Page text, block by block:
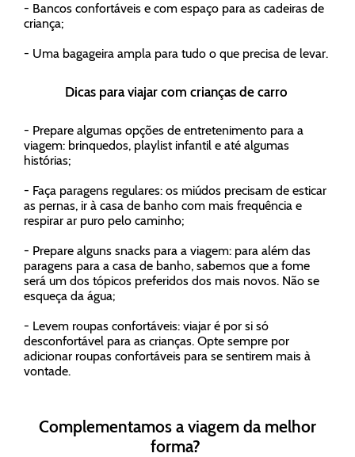
- Bancos confortáveis e com espaço para as cadeiras de
criança;
- Uma bagageira ampla para tudo o que precisa de levar.
Dicas para viajar com crianças de carro
- Prepare algumas opções de entretenimento para a
viagem: brinquedos, playlist infantil e até algumas
histórias;
- Faça paragens regulares: os miúdos precisam de esticar
as pernas, ir à casa de banho com mais frequência e
respirar ar puro pelo caminho;
- Prepare alguns snacks para a viagem: para além das
paragens para a casa de banho, sabemos que a fome
será um dos tópicos preferidos dos mais novos. Não se
esqueça da água;
- Levem roupas confortáveis: viajar é por si só
desconfortável para as crianças. Opte sempre por
adicionar roupas confortáveis para se sentirem mais à
vontade.
Complementamos a viagem da melhor
forma?